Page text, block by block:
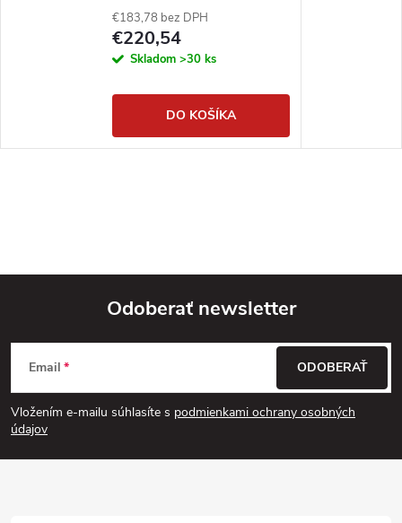
€183,78 bez DPH
€220,54
Skladom >30 ks
DO KOŠÍKA
Z
á
p
Odoberať newsletter
Email
Vložením e-mailu súhlasíte s podmienkami ochrany osobných
údajov
ODOBERAŤ